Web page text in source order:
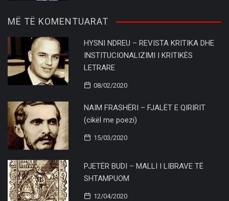
MË TË KOMENTUARAT
HYSNI NDREU – REVISTA KRITIKA DHE
INSTITUCIONALIZIMI I KRITIKËS
LETRARE
08/02/2020
NAIM FRASHËRI – FJALËT E QIRIRIT
(cikël me poezi)
15/03/2020
PJETËR BUDI – MALLI I LIBRAVE TË
SHTAMPUOM
12/04/2020